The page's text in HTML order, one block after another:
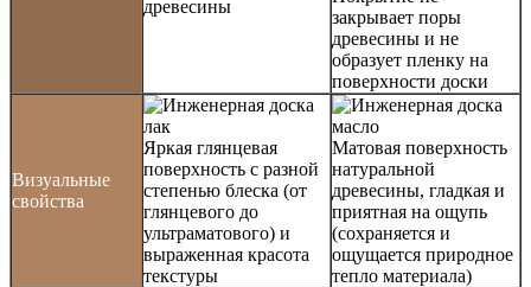
древесины
закрывает поры
древесины и не
образует пленку на
поверхности доски
Визуальные
свойства
Яркая глянцевая
поверхность с разной
степенью блеска (от
глянцевого до
ультраматового) и
выраженная красота
текстуры
Матовая поверхность
натуральной
древесины, гладкая и
приятная на ощупь
(сохраняется и
ощущается природное
тепло материала)